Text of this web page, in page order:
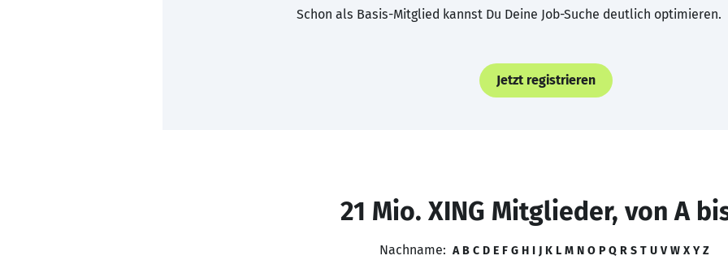
Schon als Basis-Mitglied kannst Du Deine Job-Suche deutlich optimieren.
Jetzt registrieren
21 Mio. XING Mitglieder, von A
Nachname: A B C D E F G H I J K L M N O P Q R S T U V W X Y Z